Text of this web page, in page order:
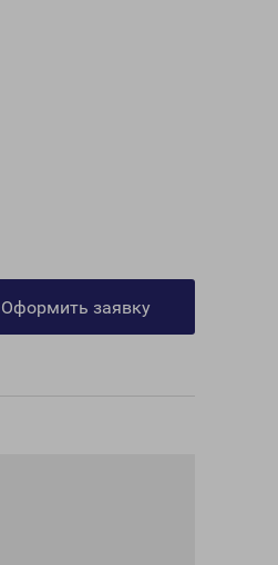
Оформить заявку